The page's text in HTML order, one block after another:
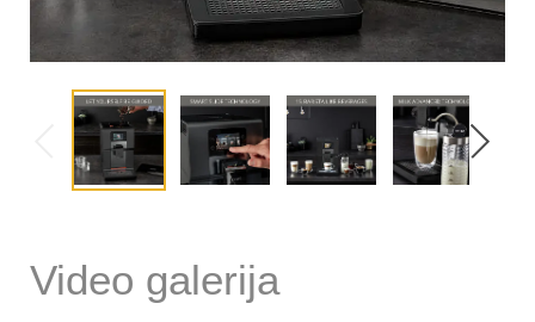
Video galerija